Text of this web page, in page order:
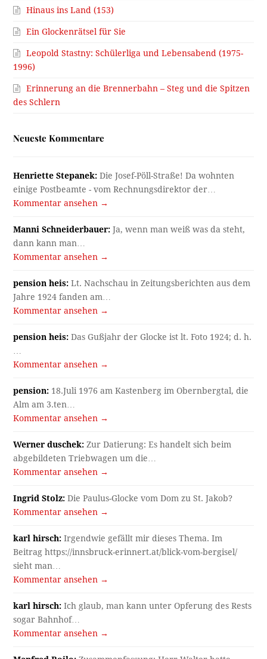
Hinaus ins Land (153)
Ein Glockenrätsel für Sie
Leopold Stastny: Schülerliga und Lebensabend (1975-
1996)
Erinnerung an die Brennerbahn – Steg und die Spitzen
des Schlern
Neueste Kommentare
Henriette Stepanek: Die Josef-Pöll-Straße! Da wohnten
einige Postbeamte - vom Rechnungsdirektor der…
Kommentar ansehen →
Manni Schneiderbauer: Ja, wenn man weiß was da steht,
dann kann man…
Kommentar ansehen →
pension heis: Lt. Nachschau in Zeitungsberichten aus dem
Jahre 1924 fanden am…
Kommentar ansehen →
pension heis: Das Gußjahr der Glocke ist lt. Foto 1924; d. h.
Kommentar ansehen →
pension: 18.Juli 1976 am Kastenberg im Obernbergtal, die
Alm am 3.ten…
Kommentar ansehen →
Werner duschek: Zur Datierung: Es handelt sich beim
abgebildeten Triebwagen um die…
Kommentar ansehen →
Ingrid Stolz: Die Paulus-Glocke vom Dom zu St. Jakob?
Kommentar ansehen →
karl hirsch: Irgendwie gefällt mir dieses Thema. Im
Beitrag https://innsbruck-erinnert.at/blick-vom-bergisel/
sieht man…
Kommentar ansehen →
karl hirsch: Ich glaub, man kann unter Opferung des Rests
sogar Bahnhof…
Kommentar ansehen →